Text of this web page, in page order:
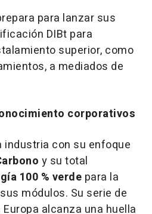
para lanzar sus
DIBt para
superior, como
a mediados de
corporativos
industria con su enfoque
y su total
100 % verde para la
módulos. Su serie de
alcanza una huella